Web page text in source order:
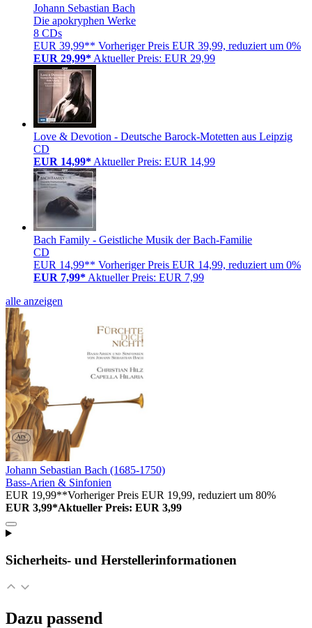
Johann Sebastian Bach
Die apokryphen Werke
8 CDs
EUR 39,99** Vorheriger Preis EUR 39,99, reduziert um 0%
EUR 29,99*Aktueller Preis: EUR 29,99
Love & Devotion - Deutsche Barock-Motetten aus Leipzig
CD
EUR 14,99*Aktueller Preis: EUR 14,99
Bach Family - Geistliche Musik der Bach-Familie
CD
EUR 14,99** Vorheriger Preis EUR 14,99, reduziert um 0%
EUR 7,99*Aktueller Preis: EUR 7,99
alle anzeigen
Johann Sebastian Bach (1685-1750)
Bass-Arien & Sinfonien
EUR 19,99**Vorheriger Preis EUR 19,99, reduziert um 80%
EUR 3,99*Aktueller Preis: EUR 3,99
Sicherheits- und Herstellerinformationen
Dazu passend